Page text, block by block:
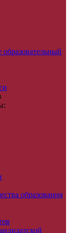
образования